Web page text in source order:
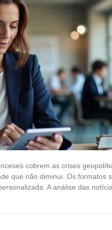
cobrem as crises
que não diminui. Os formatos
A análise das